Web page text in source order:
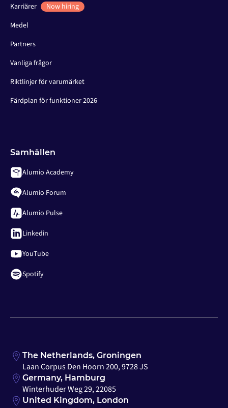
Karriärer
Now hiring
Medel
Partners
Vanliga frågor
Riktlinjer för varumärket
Färdplan för funktioner 2026
Samhällen
Alumio Academy
Alumio Forum
Alumio Pulse
Linkedin
YouTube
Spotify
The Netherlands, Groningen
Laan Corpus Den Hoorn 200, 9728 JS
Germany, Hamburg
Winterhuder Weg 29, 22085
United Kingdom, London